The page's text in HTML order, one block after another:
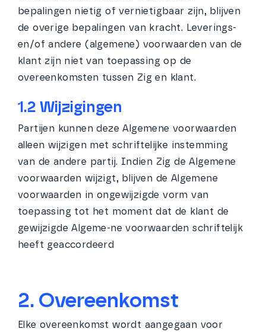
bepalingen nietig of vernietigbaar zijn, blijven
de overige bepalingen van kracht. Leverings-
en/of andere (algemene) voorwaarden van de
klant zijn niet van toepassing op de
overeenkomsten tussen Zig en klant.
1.2 Wijzigingen
Partijen kunnen deze Algemene voorwaarden
alleen wijzigen met schriftelijke instemming
van de andere partij. Indien Zig de Algemene
voorwaarden wijzigt, blijven de Algemene
voorwaarden in ongewijzigde vorm van
toepassing tot het moment dat de klant de
gewijzigde Algeme-ne voorwaarden schriftelijk
heeft geaccordeerd
2. Overeenkomst
Elke overeenkomst wordt aangegaan voor